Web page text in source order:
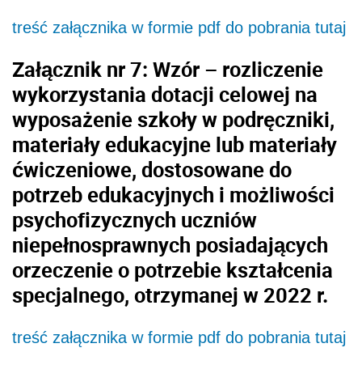
treść załącznika w formie pdf do pobrania tutaj
Załącznik nr 7: Wzór – rozliczenie
wykorzystania dotacji celowej na
wyposażenie szkoły w podręczniki,
materiały edukacyjne lub materiały
ćwiczeniowe, dostosowane do
potrzeb edukacyjnych i możliwości
psychofizycznych uczniów
niepełnosprawnych posiadających
orzeczenie o potrzebie kształcenia
specjalnego, otrzymanej w 2022 r.
treść załącznika w formie pdf do pobrania tutaj